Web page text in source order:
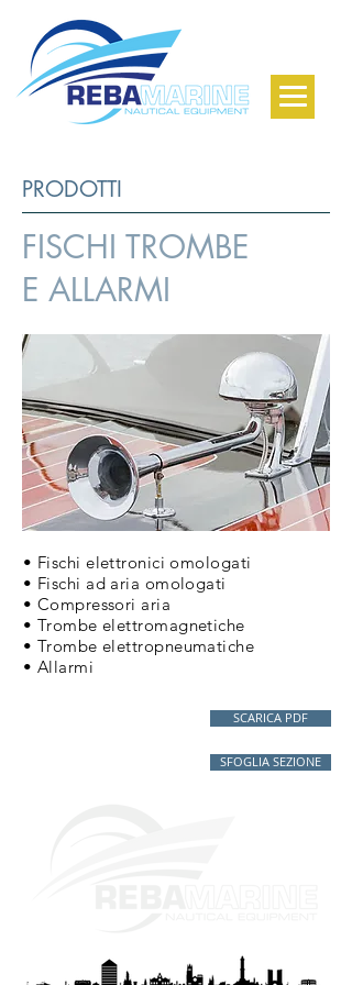
PRODOTTI
FISCHI TROMBE
E ALLARMI
• Fischi elettronici omologati
• Fischi ad aria omologati
• Compressori aria
• Trombe elettromagnetiche
• Trombe elettropneumatiche
• Allarmi
SCARICA PDF
SFOGLIA SEZIONE